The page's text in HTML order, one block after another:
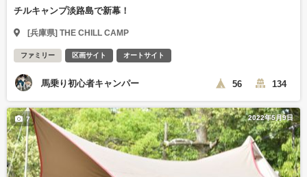
チルキャンプ淡路島で新幕！
[兵庫県] THE CHILL CAMP
ファミリー 区画サイト オートサイト
馬乗り初心者キャンパー 56 134
2022年5月9日
7